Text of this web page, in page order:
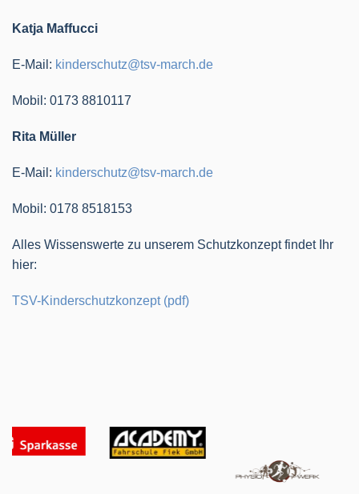
Katja Maffucci
E-Mail: kinderschutz@tsv-march.de
Mobil: 0173 8810117
Rita Müller
E-Mail: kinderschutz@tsv-march.de
Mobil: 0178 8518153
Alles Wissenswerte zu unserem Schutzkonzept findet Ihr
hier:
TSV-Kinderschutzkonzept (pdf)